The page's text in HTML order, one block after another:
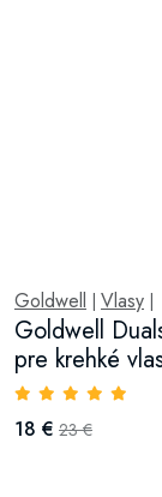
Goldwell Vlasy
Goldwell
pre krehké
18 € 23 €